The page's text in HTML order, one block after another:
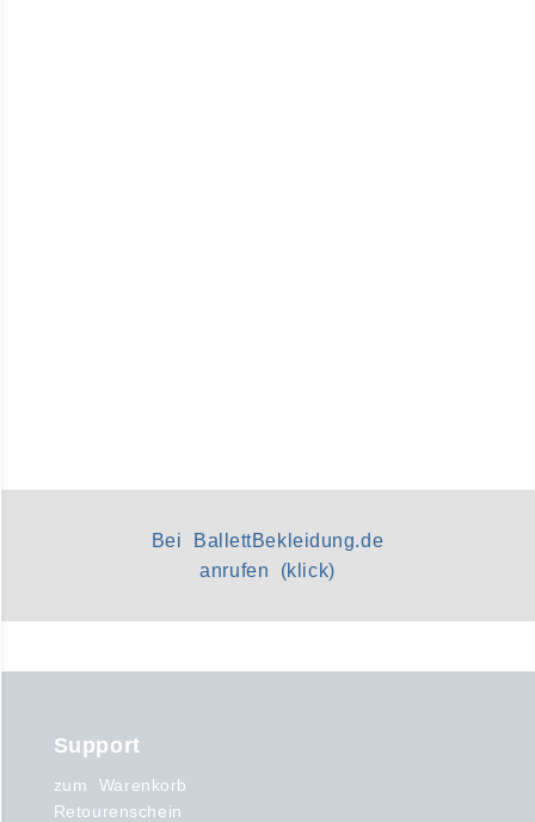
Bei BallettBekleidung.de
anrufen (klick)
Support
zum Warenkorb
Retourenschein